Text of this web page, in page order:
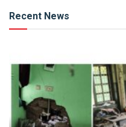
Recent News